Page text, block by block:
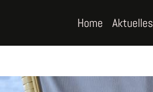
Home Aktuelles